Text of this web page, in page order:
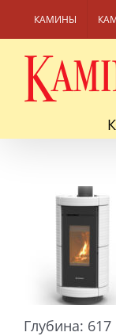
to
content
КАМИНЫ
Глубина: